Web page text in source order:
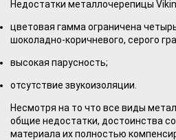
Недостатки металлочерепицы
цветовая гамма ограничена
шоколадно-коричневого, серого
высокая парусность;
отсутствие звукоизоляции.
Несмотря на то что все виды
общие недостатки, достоинства
материала их полностью